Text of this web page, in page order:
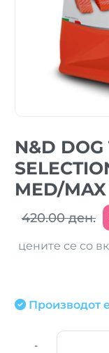
N&D DOG
MED/
420.00 ден.
цените се со
Производот
-